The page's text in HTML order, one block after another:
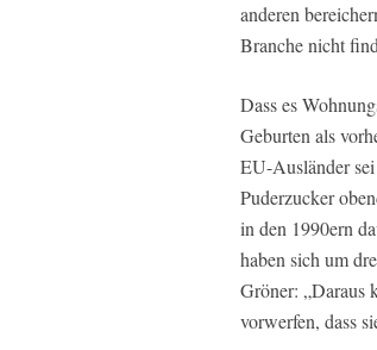
anderen
Branche nicht
Dass es
Geburten als
EU-Ausländer
Puderzucker
in den 1990ern
haben sich um
Gröner: „Daraus
vorwerfen, dass